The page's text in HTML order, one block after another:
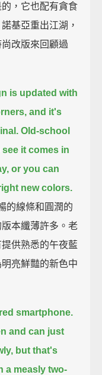
，它也配有貪食
基亞重出江湖，
改版來回顧過
is updated with
and it's
Old-school
it comes in
or you can
new colors.
的線條和圓潤的
本纖薄許多。老
供熟悉的午夜藍
亮鮮豔的新色中
smartphone.
and can just
but that's
a measly two-